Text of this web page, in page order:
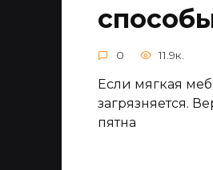
0 11.9к.
Если мягкая
загрязняется.
пятна